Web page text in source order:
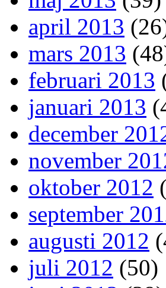
april 2013
mars 2013
februari 2013
januari 2013
december
november
oktober 2012
september
augusti 2012
juli 2012 (50)